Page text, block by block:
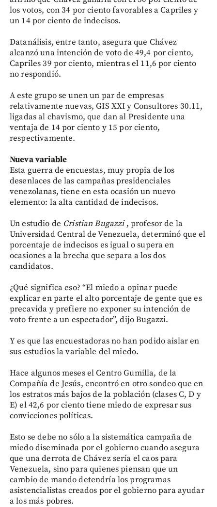
los votos, con 34 por ciento favorables a Capriles y
un 14 por ciento de indecisos.
Datanálisis, entre tanto, asegura que Chávez
alcanzó una intención de voto de 49,4 por ciento,
Capriles 39 por ciento, mientras el 11,6 por ciento
no respondió.
A este grupo se unen un par de empresas
relativamente nuevas, GIS XXI y Consultores 30.11,
ligadas al chavismo, que dan al Presidente una
ventaja de 14 por ciento y 15 por ciento,
respectivamente.
Nueva variable
Esta guerra de encuestas, muy propia de los
desenlaces de las campañas presidenciales
venezolanas, tiene en esta ocasión un nuevo
elemento: la alta cantidad de indecisos.
Un estudio de Cristian Bugazzi, profesor de la
Universidad Central de Venezuela, determinó que el
porcentaje de indecisos es igual o supera en
ocasiones a la brecha que separa a los dos
candidatos.
¿Qué significa eso? “El miedo a opinar puede
explicar en parte el alto porcentaje de gente que es
precavida y prefiere no exponer su intención de
voto frente a un espectador”, dijo Bugazzi.
Y es que las encuestadoras no han podido aislar en
sus estudios la variable del miedo.
Hace algunos meses el Centro Gumilla, de la
Compañía de Jesús, encontró en otro sondeo que en
los estratos más bajos de la población (clases C, D y
E) el 42,6 por ciento tiene miedo de expresar sus
convicciones políticas.
Esto se debe no sólo a la sistemática campaña de
miedo diseminada por el gobierno cuando asegura
que una derrota de Chávez sería el caos para
Venezuela, sino para quienes piensan que un
cambio de mando detendría los programas
asistencialistas creados por el gobierno para ayudar
a los más pobres.